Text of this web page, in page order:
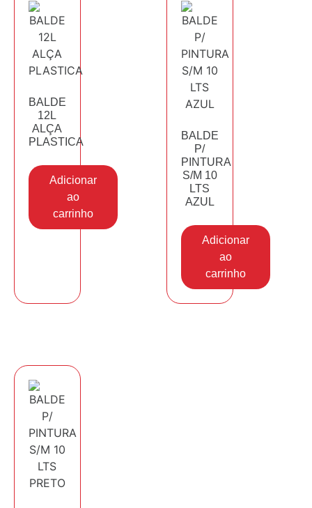
BALDE
12L
ALÇA
PLASTICA
Adicionar
ao
carrinho
BALDE
P/
PINTURA
S/M 10
LTS
AZUL
Adicionar
ao
carrinho